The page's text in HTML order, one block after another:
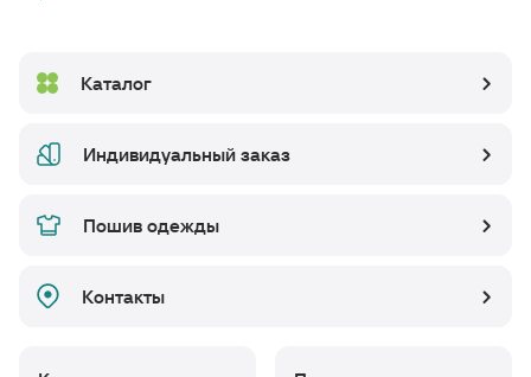
Каталог
Индивидуальный заказ
Пошив одежды
Контакты